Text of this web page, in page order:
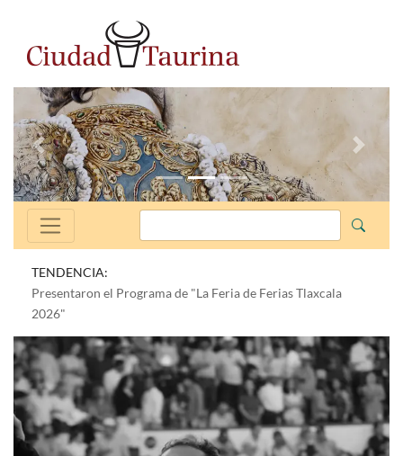
Anterior
TENDENCIA:
Presentaron el Programa de "La Feria de Ferias Tlaxcala
2026"